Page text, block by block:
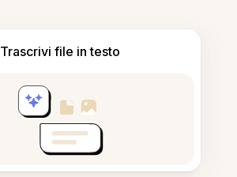
Trascrivi file in testo